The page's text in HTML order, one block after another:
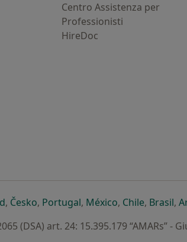
Centro Assistenza per
Professionisti
HireDoc
scheda
nuova scheda
si apre in una nuova scheda
, Českosi apre in una nuova scheda
, Portugalsi apre in una nuova
, Méxicosi apre in una
, Chilesi apre
, Brasilsi
,
(DSA) art. 24: 15.395.179 “AMARs” -